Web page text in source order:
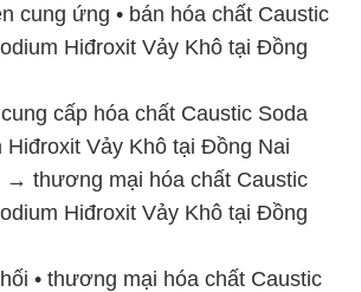
cung ứng • bán hóa chất Caustic
Hiđroxit Vảy Khô tại Đồng
cấp hóa chất Caustic Soda
Hiđroxit Vảy Khô tại Đồng Nai
→ thương mại hóa chất Caustic
Hiđroxit Vảy Khô tại Đồng
• thương mại hóa chất Caustic